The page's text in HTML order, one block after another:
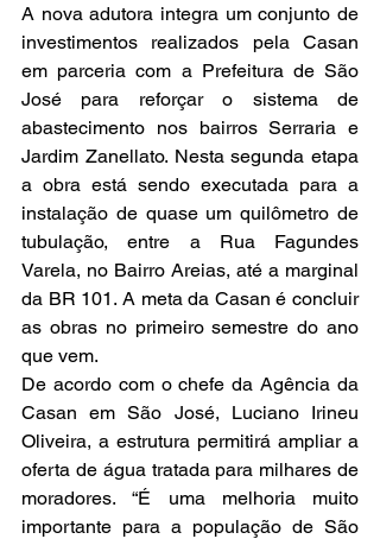
A nova adutora integra um conjunto de
investimentos realizados pela Casan
em parceria com a Prefeitura de São
José para reforçar o sistema de
abastecimento nos bairros Serraria e
Jardim Zanellato. Nesta segunda etapa
a obra está sendo executada para a
instalação de quase um quilômetro de
tubulação, entre a Rua Fagundes
Varela, no Bairro Areias, até a marginal
da BR 101. A meta da Casan é concluir
as obras no primeiro semestre do ano
que vem.
De acordo com o chefe da Agência da
Casan em São José, Luciano Irineu
Oliveira, a estrutura permitirá ampliar a
oferta de água tratada para milhares de
moradores. “É uma melhoria muito
importante para a população de São